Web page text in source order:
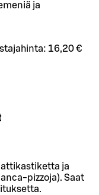
ja
16,20 €
ja
pizzoja). Saat